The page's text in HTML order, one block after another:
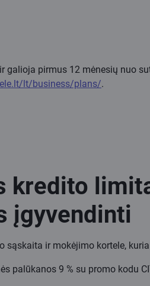
pirmus 12 mėnesių nuo
lt/business/plans/.
kredito
įgyvendinti
sąskaita ir mokėjimo kortele,
palūkanos 9 % su promo kodu